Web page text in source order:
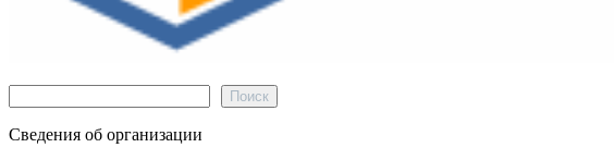
Поиск
Сведения об организации